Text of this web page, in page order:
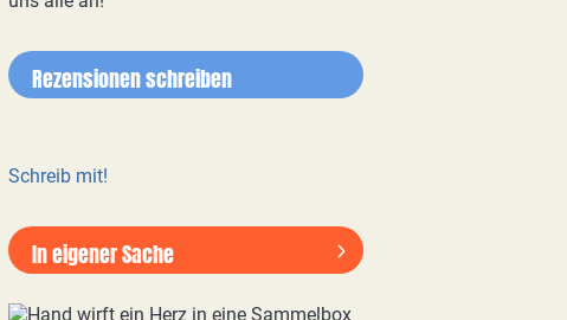
Rezensionen schreiben
Schreib mit!
In eigener Sache